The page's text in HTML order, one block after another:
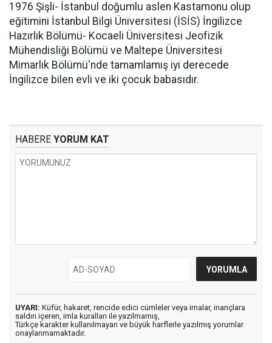
1976 Şişli- İstanbul doğumlu aslen Kastamonu olup
eğitimini İstanbul Bilgi Üniversitesi (İSİS) İngilizce
Hazırlık Bölümü- Kocaeli Üniversitesi Jeofizik
Mühendisliği Bölümü ve Maltepe Üniversitesi
Mimarlık Bölümü'nde tamamlamış iyi derecede
İngilizce bilen evli ve iki çocuk babasıdır.
HABERE YORUM KAT
UYARI: Küfür, hakaret, rencide edici cümleler veya imalar, inançlara
saldırı içeren, imla kuralları ile yazılmamış,
Türkçe karakter kullanılmayan ve büyük harflerle yazılmış yorumlar
onaylanmamaktadır.